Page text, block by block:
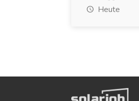
Heute